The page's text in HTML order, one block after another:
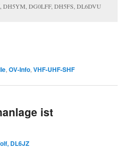
DH5YM, DG0LFF, DH5FS, DL6DVU
,OV-Info,VHF-UHF-SHF
ist
DL6JZ